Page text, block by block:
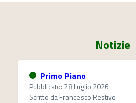
Notizie
Primo Piano
Pubblicato: 28 Luglio 2026
Scritto daFrancesco Restivo